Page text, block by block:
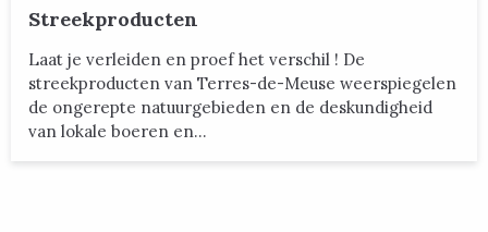
Streekproducten
Laat je verleiden en proef het verschil ! De
streekproducten van Terres-de-Meuse weerspiegelen
de ongerepte natuurgebieden en de deskundigheid
van lokale boeren en...